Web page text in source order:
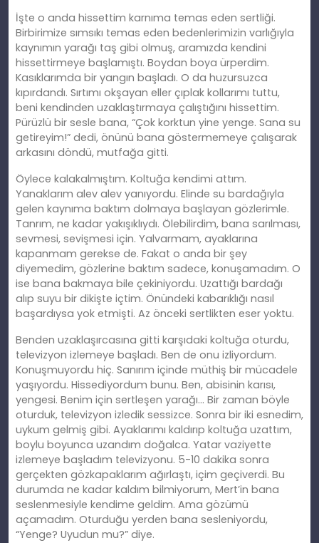
İşte o anda hissettim karnıma temas eden sertliği.
Birbirimize sımsıkı temas eden bedenlerimizin varlığıyla
kaynımın yarağı taş gibi olmuş, aramızda kendini
hissettirmeye başlamıştı. Boydan boya ürperdim.
Kasıklarımda bir yangın başladı. O da huzursuzca
kıpırdandı. Sırtımı okşayan eller çıplak kollarımı tuttu,
beni kendinden uzaklaştırmaya çalıştığını hissettim.
Pürüzlü bir sesle bana, “Çok korktun yine yenge. Sana su
getireyim!” dedi, önünü bana göstermemeye çalışarak
arkasını döndü, mutfağa gitti.
Öylece kalakalmıştım. Koltuğa kendimi attım.
Yanaklarım alev alev yanıyordu. Elinde su bardağıyla
gelen kaynıma baktım dolmaya başlayan gözlerimle.
Tanrım, ne kadar yakışıklıydı. Ölebilirdim, bana sarılması,
sevmesi, sevişmesi için. Yalvarmam, ayaklarına
kapanmam gerekse de. Fakat o anda bir şey
diyemedim, gözlerine baktım sadece, konuşamadım. O
ise bana bakmaya bile çekiniyordu. Uzattığı bardağı
alıp suyu bir dikişte içtim. Önündeki kabarıklığı nasıl
başardıysa yok etmişti. Az önceki sertlikten eser yoktu.
Benden uzaklaşırcasına gitti karşıdaki koltuğa oturdu,
televizyon izlemeye başladı. Ben de onu izliyordum.
Konuşmuyordu hiç. Sanırım içinde müthiş bir mücadele
yaşıyordu. Hissediyordum bunu. Ben, abisinin karısı,
yengesi. Benim için sertleşen yarağı… Bir zaman böyle
oturduk, televizyon izledik sessizce. Sonra bir iki esnedim,
uykum gelmiş gibi. Ayaklarımı kaldırıp koltuğa uzattım,
boylu boyunca uzandım doğalca. Yatar vaziyette
izlemeye başladım televizyonu. 5-10 dakika sonra
gerçekten gözkapaklarım ağırlaştı, içim geçiverdi. Bu
durumda ne kadar kaldım bilmiyorum, Mert’in bana
seslenmesiyle kendime geldim. Ama gözümü
açamadım. Oturduğu yerden bana sesleniyordu,
“Yenge? Uyudun mu?” diye.